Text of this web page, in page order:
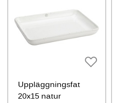
Uppläggningsfat
20x15 natur